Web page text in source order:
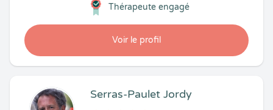
Voir le profil
Thérapeute engagé
Serras-Paulet Jordy